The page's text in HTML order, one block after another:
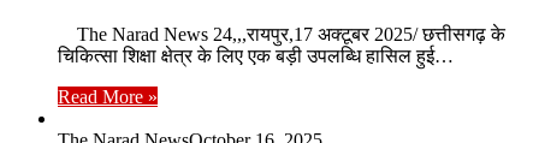
The Narad News 24,,,रायपुर,17 अक्टूबर 2025/ छत्तीसगढ़ के
चिकित्सा शिक्षा क्षेत्र के लिए एक बड़ी उपलब्धि हासिल हुई…
Read More »